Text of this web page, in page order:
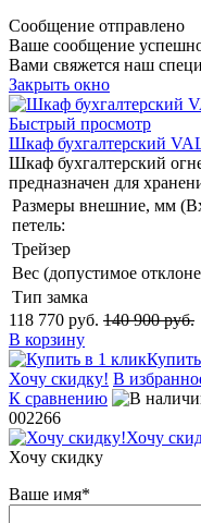
Сообщение отправлено
Ваше сообщение
Вами свяжется наш
Закрыть окно
Быстрый просмотр
Шкаф бухгалтерский
Шкаф бухгалтерский
предназначен для
Размеры внешние, мм
петель:
Трейзер
Вес (допустимое
Тип замка
118 770 руб. 140 900 руб.
В корзину
Хочу скидку! В
К сравнению
002266
Хочу
Хочу скидку
Ваше имя*